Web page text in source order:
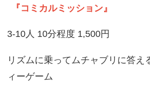
『コミカルミッション』
3-10人 10分程度 1,500円
リズムに乗ってムチャブリに答え
ィーゲーム